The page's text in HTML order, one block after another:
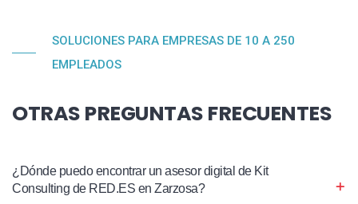
SOLUCIONES PARA EMPRESAS DE 10 A 250
EMPLEADOS
OTRAS PREGUNTAS FRECUENTES
¿Dónde puedo encontrar un asesor digital de Kit
Consulting de RED.ES en Zarzosa?